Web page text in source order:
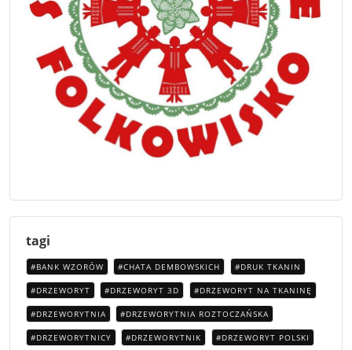
tagi
BANK WZORÓW CHATA DEMBOWSKICH DRUK TKANIN
DRZEWORYT DRZEWORYT 3D DRZEWORYT NA TKANINĘ
DRZEWORYTNIA DRZEWORYTNIA ROZTOCZAŃSKA
DRZEWORYTNICY DRZEWORYTNIK DRZEWORYT POLSKI